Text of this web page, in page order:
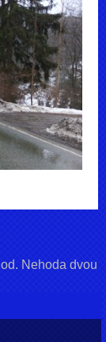
Nehoda dvou